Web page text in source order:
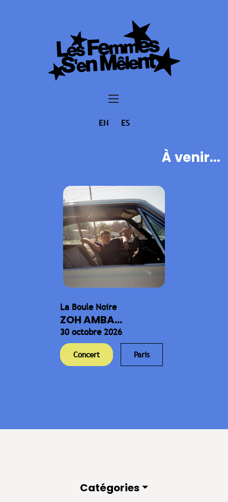
EN ES
À venir...
La Boule Noire
ZOH AMBA...
30 octobre 2026
Concert Paris
Catégories